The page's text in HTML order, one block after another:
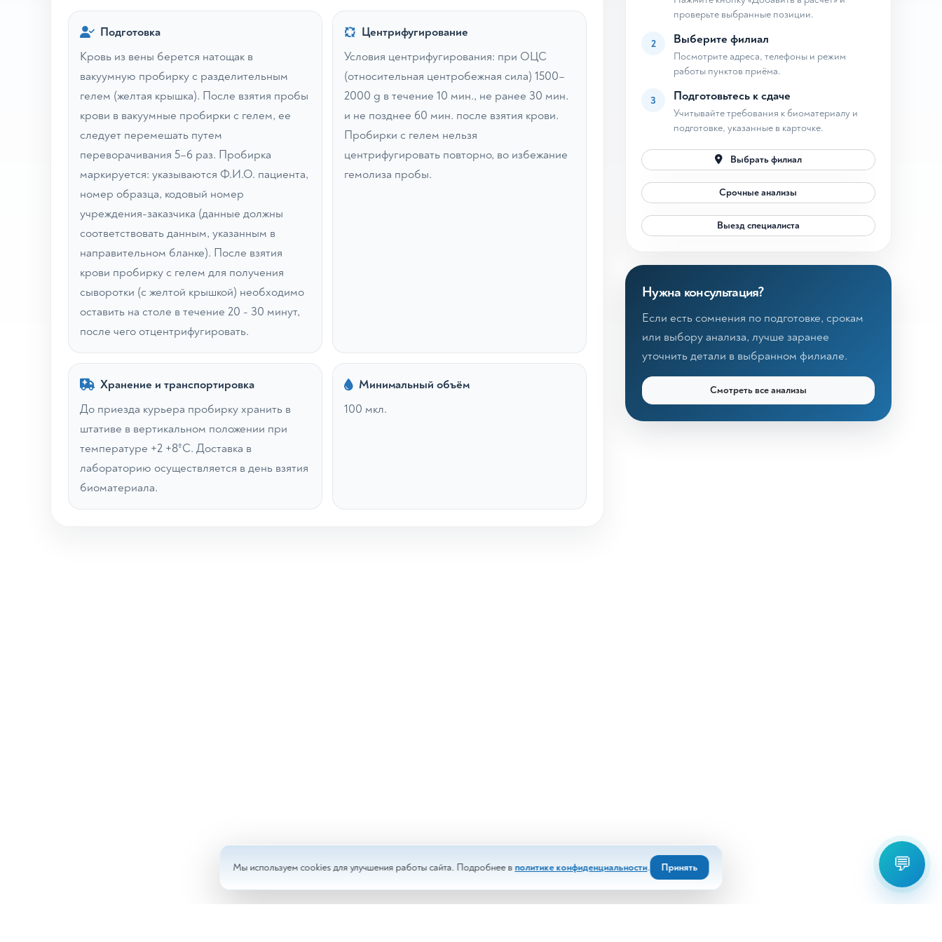
Подготовка
Кровь из вены берется натощак в
вакуумную пробирку с разделительным
гелем (желтая крышка). После взятия пробы
крови в вакуумные пробирки с гелем, ее
следует перемешать путем
переворачивания 5–6 раз. Пробирка
маркируется: указываются Ф.И.О. пациента,
номер образца, кодовый номер
учреждения-заказчика (данные должны
соответствовать данным, указанным в
направительном бланке). После взятия
крови пробирку с гелем для получения
сыворотки (с желтой крышкой) необходимо
оставить на столе в течение 20 - 30 минут,
после чего отцентрифугировать.
Центрифугирование
Условия центрифугирования: при ОЦС
(относительная центробежная сила) 1500–
2000 g в течение 10 мин., не ранее 30 мин.
и не позднее 60 мин. после взятия крови.
Пробирки с гелем нельзя
центрифугировать повторно, во избежание
гемолиза пробы.
Хранение и транспортировка
До приезда курьера пробирку хранить в
штативе в вертикальном положении при
температуре +2 +8ºС. Доставка в
лабораторию осуществляется в день взятия
биоматериала.
Минимальный объём
100 мкл.
проверьте выбранные позиции.
2 Выберите филиал
Посмотрите адреса, телефоны и режим
работы пунктов приёма.
3 Подготовьтесь к сдаче
Учитывайте требования к биоматериалу и
подготовке, указанные в карточке.
Выбрать филиал
Срочные анализы
Выезд специалиста
Нужна консультация?
Если есть сомнения по подготовке, срокам
или выбору анализа, лучше заранее
уточнить детали в выбранном филиале.
Смотреть все анализы
Мы используем cookies для улучшения работы сайта. Подробнее в политике конфиденциальности. Принять 💬